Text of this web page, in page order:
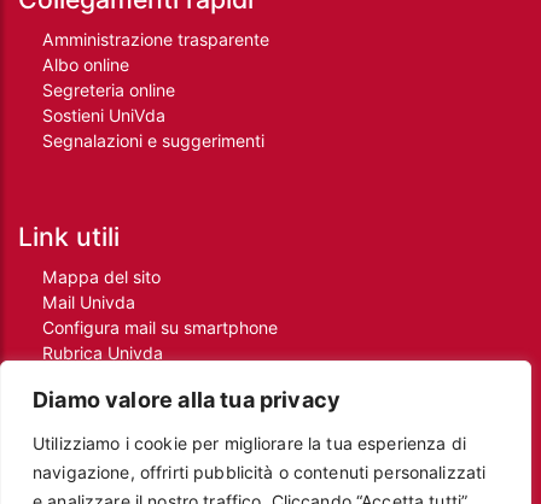
Diamo valore alla tua privacy
Utilizziamo i cookie per migliorare la tua esperienza di
navigazione, offrirti pubblicità o contenuti personalizzati
Amministrazione trasparente
Albo online
Segreteria online
Sostieni UniVda
Segnalazioni e suggerimenti
Link utili
Mappa del sito
Mail Univda
Configura mail su smartphone
Rubrica Univda
Piè di pagina
Crediti